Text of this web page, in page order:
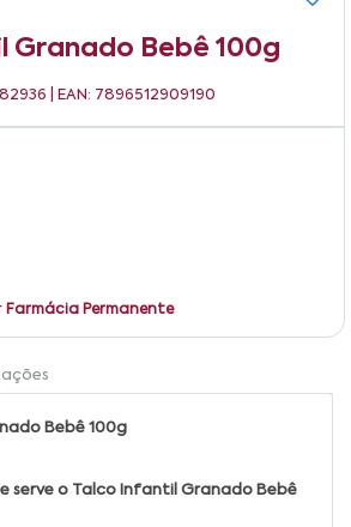
Granado Bebê 100g
| EAN: 7896512909190
Farmácia Permanente
Bebê 100g
serve o Talco Infantil Granado Bebê